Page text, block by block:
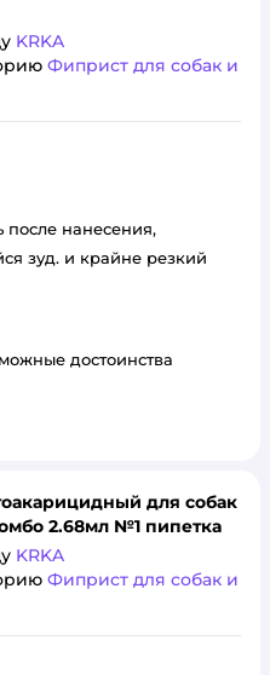
KRKA
Фиприст для собак и
после нанесения,
зуд. и крайне резкий
достоинства
для собак
2.68мл №1 пипетка
KRKA
Фиприст для собак и